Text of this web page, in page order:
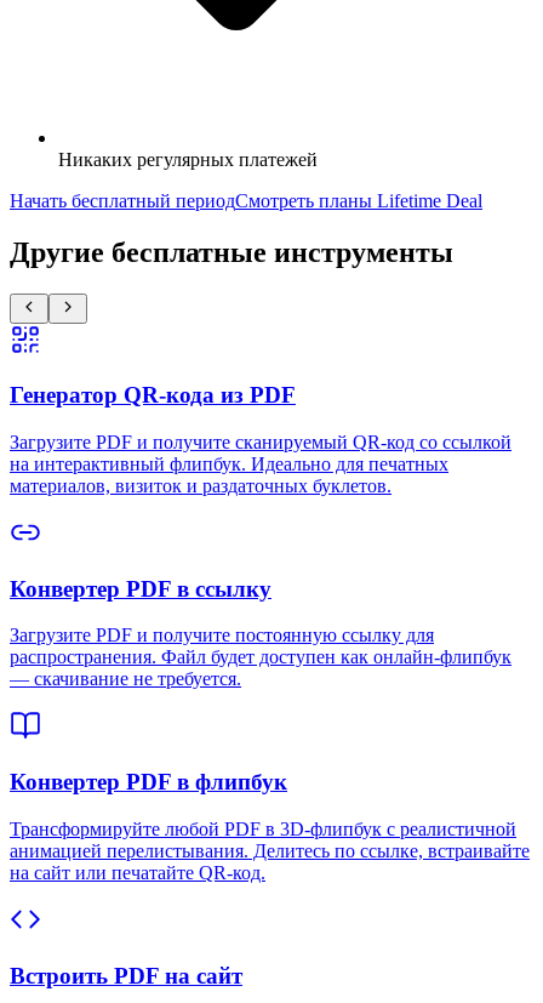
Никаких регулярных платежей
Начать бесплатный периодСмотреть планы Lifetime Deal
Другие бесплатные инструменты
Генератор QR-кода из PDF
Загрузите PDF и получите сканируемый QR-код со ссылкой
на интерактивный флипбук. Идеально для печатных
материалов, визиток и раздаточных буклетов.
Конвертер PDF в ссылку
Загрузите PDF и получите постоянную ссылку для
распространения. Файл будет доступен как онлайн-флипбук
— скачивание не требуется.
Конвертер PDF в флипбук
Трансформируйте любой PDF в 3D-флипбук с реалистичной
анимацией перелистывания. Делитесь по ссылке, встраивайте
на сайт или печатайте QR-код.
Встроить PDF на сайт